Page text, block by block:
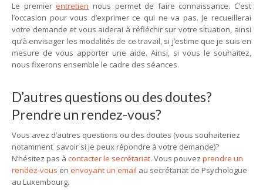
Le premierentretien nous permet de faire connaissance. C’est
l’occasion pour vous d’exprimer ce qui ne va pas. Je recueillerai
votre demande et vous aiderai à réfléchir sur votre situation, ainsi
qu’à envisager les modalités de ce travail, si j’estime que je suis en
mesure de vous apporter une aide. Ainsi, si vous le souhaitez,
nous fixerons ensemble le cadre des séances.
D’autres questions ou des doutes?
Prendre un rendez-vous?
Vous avez d’autres questions ou des doutes (vous souhaiteriez
notamment savoir si je peux répondre à votre demande)?
N’hésitez pas à contacter le secrétariat. Vous pouvez prendre un
rendez-vous en envoyant un email au secrétariat de Psychologue
au Luxembourg.